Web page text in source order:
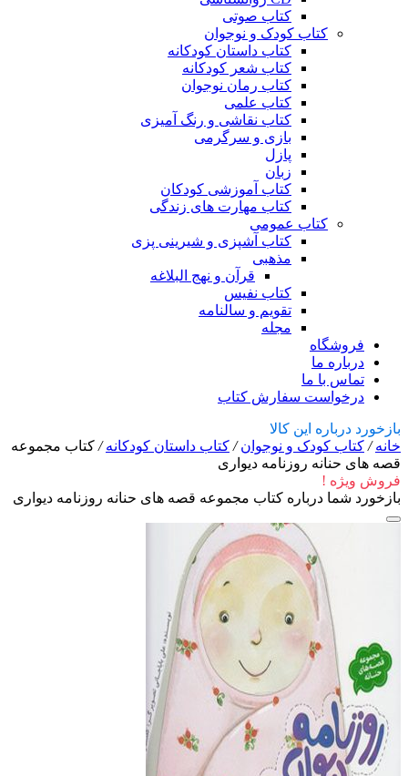
کتاب صوتی
کتاب کودک و نوجوان
کتاب داستان کودکانه
کتاب شعر کودکانه
کتاب رمان نوجوان
کتاب علمی
کتاب نقاشی و رنگ آمیزی
بازی و سرگرمی
پازل
زبان
کتاب آموزشی کودکان
کتاب مهارت های زندگی
کتاب عمومی
کتاب آشپزی و شیرینی پزی
مذهبی
قرآن و نهج البلاغه
کتاب نفیس
تقویم و سالنامه
مجله
فروشگاه
درباره ما
تماس با ما
درخواست سفارش کتاب
بازخورد درباره این کالا
خانه/ کتاب کودک و نوجوان/ کتاب داستان کودکانه/ کتاب مجموعه
قصه های حنانه روزنامه دیواری
فروش ویژه !
بازخورد شما درباره کتاب مجموعه قصه های حنانه روزنامه دیواری